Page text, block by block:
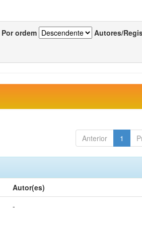
Por ordem Autores/
Anterior 1
Autor(es)
-